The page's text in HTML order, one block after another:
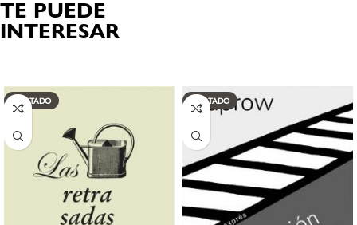
TE PUEDE
INTERESAR
AGOTADO AGOTADO